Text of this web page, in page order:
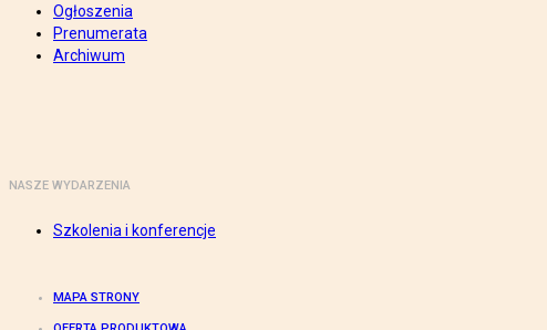
Ogłoszenia
Prenumerata
Archiwum
NASZE WYDARZENIA
Szkolenia i konferencje
MAPA STRONY